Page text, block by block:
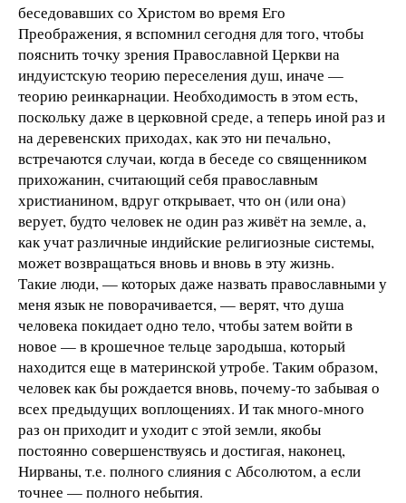
беседовавших со Христом во время Его
Преображения, я вспомнил сегодня для того, чтобы
пояснить точку зрения Православной Церкви на
индуистскую теорию переселения душ, иначе —
теорию реинкарнации. Необходимость в этом есть,
поскольку даже в церковной среде, а теперь иной раз и
на деревенских приходах, как это ни печально,
встречаются случаи, когда в беседе со священником
прихожанин, считающий себя православным
христианином, вдруг открывает, что он (или она)
верует, будто человек не один раз живёт на земле, а,
как учат различные индийские религиозные системы,
может возвращаться вновь и вновь в эту жизнь.
Такие люди, — которых даже назвать православными у
меня язык не поворачивается, — верят, что душа
человека покидает одно тело, чтобы затем войти в
новое — в крошечное тельце зародыша, который
находится еще в материнской утробе. Таким образом,
человек как бы рождается вновь, почему-то забывая о
всех предыдущих воплощениях. И так много-много
раз он приходит и уходит с этой земли, якобы
постоянно совершенствуясь и достигая, наконец,
Нирваны, т.е. полного слияния с Абсолютом, а если
точнее — полного небытия.